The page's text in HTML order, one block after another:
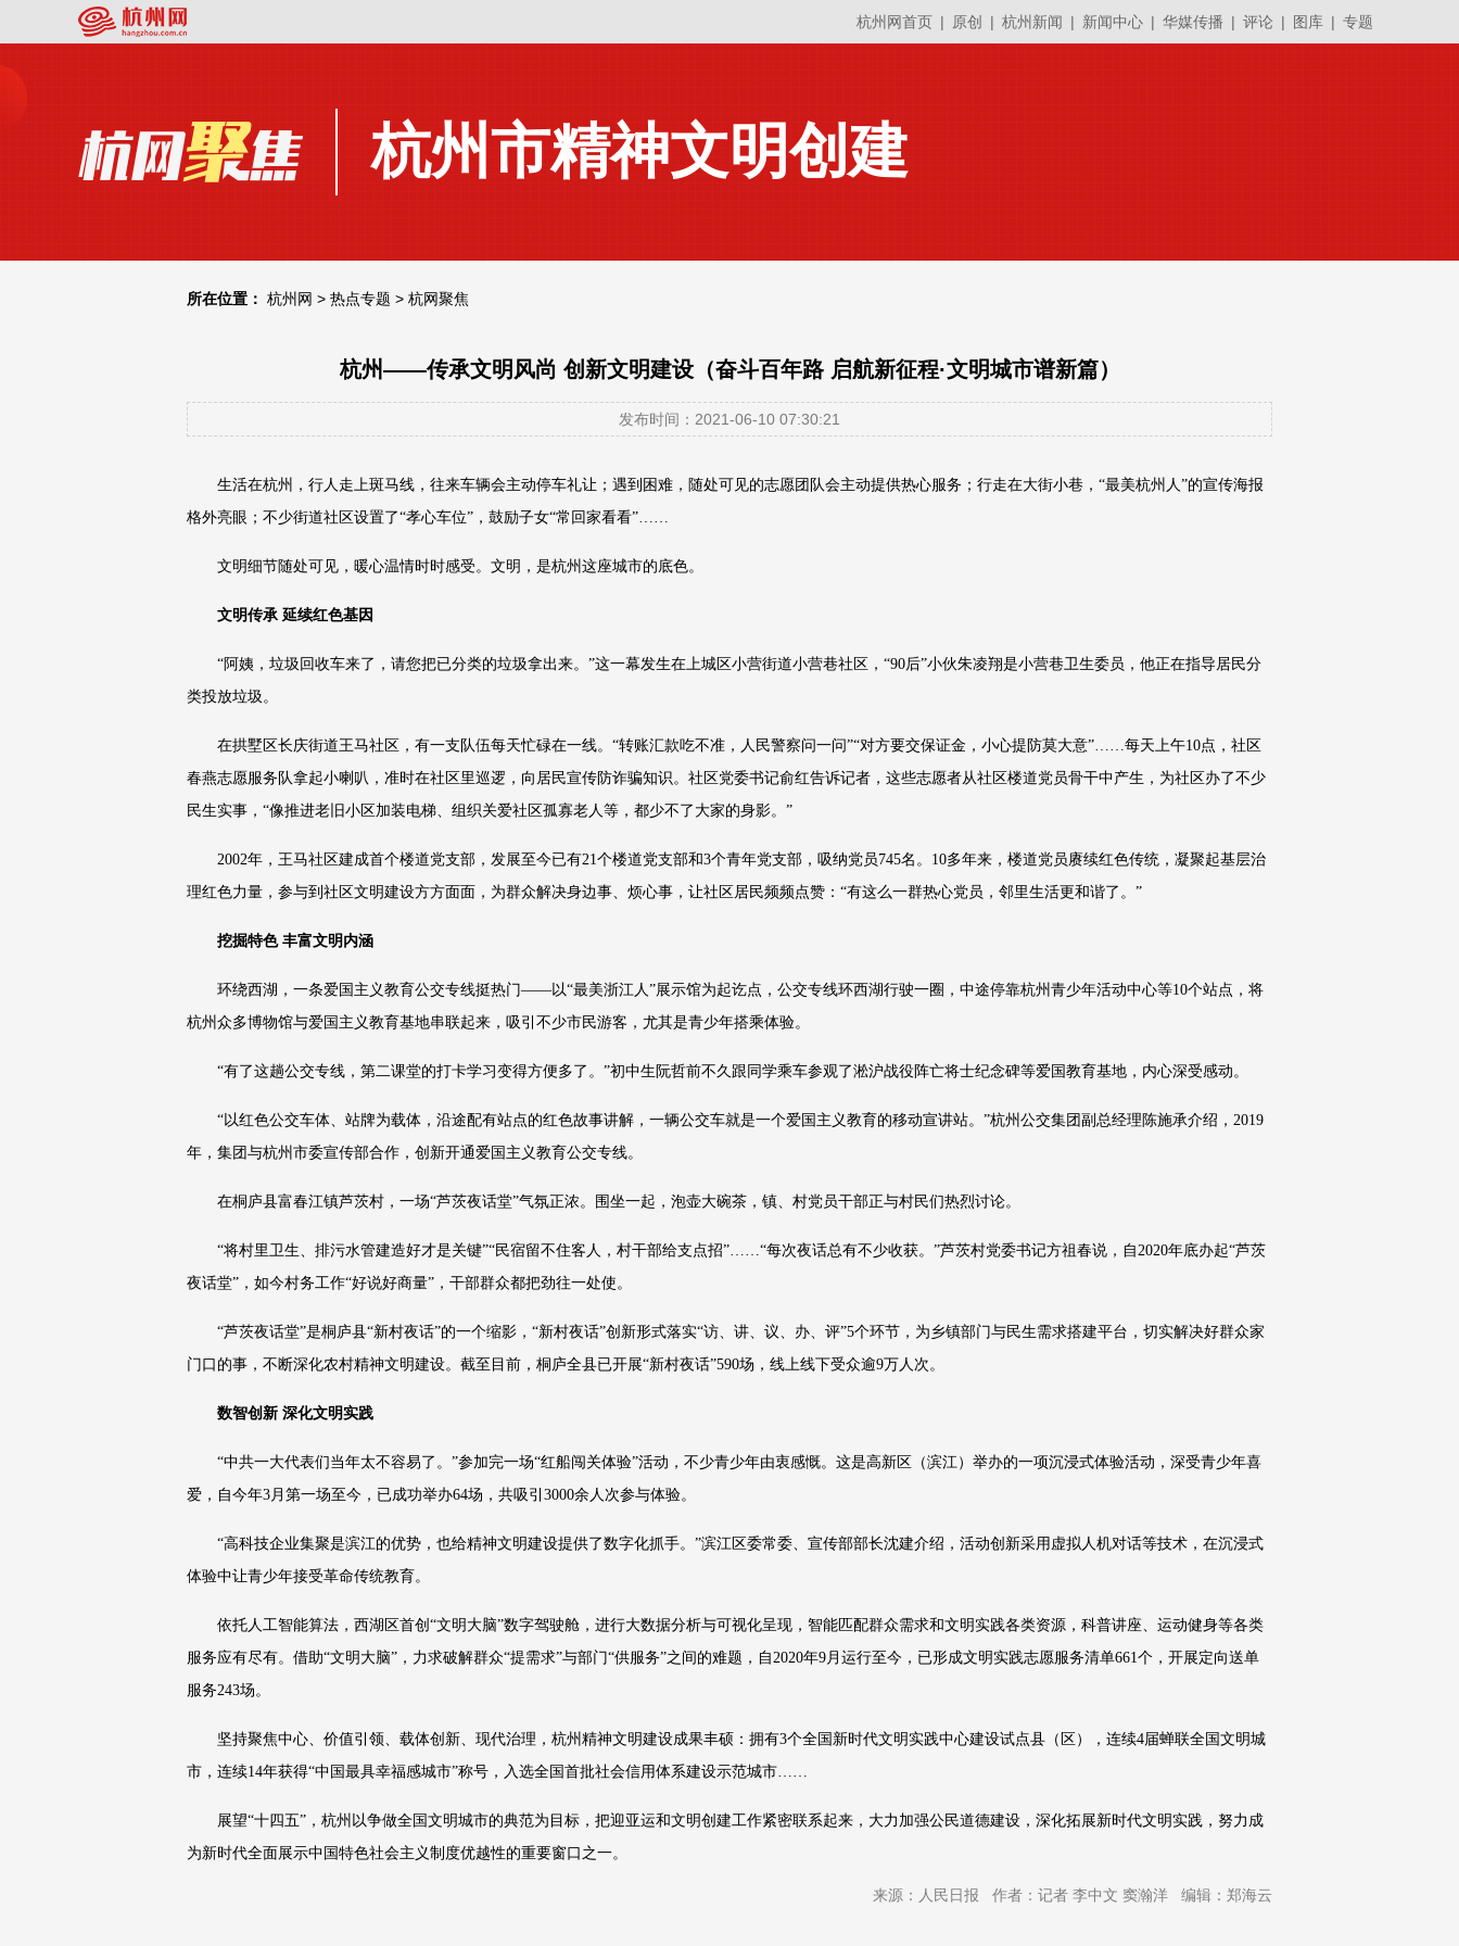
杭州网首页 | 原创 | 杭州新闻 | 新闻中心 | 华媒传播 | 评论 | 图库 | 专题
杭州市精神文明创建
所在位置： 杭州网 > 热点专题 > 杭网聚焦
杭州——传承文明风尚 创新文明建设（奋斗百年路 启航新征程·文明城市谱新篇）
发布时间：2021-06-10 07:30:21
生活在杭州，行人走上斑马线，往来车辆会主动停车礼让；遇到困难，随处可见的志愿团队会主动提供热心服务；行走在大街小巷，“最美杭州人”的宣传海报
格外亮眼；不少街道社区设置了“孝心车位”，鼓励子女“常回家看看”……
文明细节随处可见，暖心温情时时感受。文明，是杭州这座城市的底色。
文明传承 延续红色基因
“阿姨，垃圾回收车来了，请您把已分类的垃圾拿出来。”这一幕发生在上城区小营街道小营巷社区，“90后”小伙朱凌翔是小营巷卫生委员，他正在指导居民分
类投放垃圾。
在拱墅区长庆街道王马社区，有一支队伍每天忙碌在一线。“转账汇款吃不准，人民警察问一问”“对方要交保证金，小心提防莫大意”……每天上午10点，社区
春燕志愿服务队拿起小喇叭，准时在社区里巡逻，向居民宣传防诈骗知识。社区党委书记俞红告诉记者，这些志愿者从社区楼道党员骨干中产生，为社区办了不少
民生实事，“像推进老旧小区加装电梯、组织关爱社区孤寡老人等，都少不了大家的身影。”
2002年，王马社区建成首个楼道党支部，发展至今已有21个楼道党支部和3个青年党支部，吸纳党员745名。10多年来，楼道党员赓续红色传统，凝聚起基层治
理红色力量，参与到社区文明建设方方面面，为群众解决身边事、烦心事，让社区居民频频点赞：“有这么一群热心党员，邻里生活更和谐了。”
挖掘特色 丰富文明内涵
环绕西湖，一条爱国主义教育公交专线挺热门——以“最美浙江人”展示馆为起讫点，公交专线环西湖行驶一圈，中途停靠杭州青少年活动中心等10个站点，将
杭州众多博物馆与爱国主义教育基地串联起来，吸引不少市民游客，尤其是青少年搭乘体验。
“有了这趟公交专线，第二课堂的打卡学习变得方便多了。”初中生阮哲前不久跟同学乘车参观了淞沪战役阵亡将士纪念碑等爱国教育基地，内心深受感动。
“以红色公交车体、站牌为载体，沿途配有站点的红色故事讲解，一辆公交车就是一个爱国主义教育的移动宣讲站。”杭州公交集团副总经理陈施承介绍，2019
年，集团与杭州市委宣传部合作，创新开通爱国主义教育公交专线。
在桐庐县富春江镇芦茨村，一场“芦茨夜话堂”气氛正浓。围坐一起，泡壶大碗茶，镇、村党员干部正与村民们热烈讨论。
“将村里卫生、排污水管建造好才是关键”“民宿留不住客人，村干部给支点招”……“每次夜话总有不少收获。”芦茨村党委书记方祖春说，自2020年底办起“芦茨
夜话堂”，如今村务工作“好说好商量”，干部群众都把劲往一处使。
“芦茨夜话堂”是桐庐县“新村夜话”的一个缩影，“新村夜话”创新形式落实“访、讲、议、办、评”5个环节，为乡镇部门与民生需求搭建平台，切实解决好群众家
门口的事，不断深化农村精神文明建设。截至目前，桐庐全县已开展“新村夜话”590场，线上线下受众逾9万人次。
数智创新 深化文明实践
“中共一大代表们当年太不容易了。”参加完一场“红船闯关体验”活动，不少青少年由衷感慨。这是高新区（滨江）举办的一项沉浸式体验活动，深受青少年喜
爱，自今年3月第一场至今，已成功举办64场，共吸引3000余人次参与体验。
“高科技企业集聚是滨江的优势，也给精神文明建设提供了数字化抓手。”滨江区委常委、宣传部部长沈建介绍，活动创新采用虚拟人机对话等技术，在沉浸式
体验中让青少年接受革命传统教育。
依托人工智能算法，西湖区首创“文明大脑”数字驾驶舱，进行大数据分析与可视化呈现，智能匹配群众需求和文明实践各类资源，科普讲座、运动健身等各类
服务应有尽有。借助“文明大脑”，力求破解群众“提需求”与部门“供服务”之间的难题，自2020年9月运行至今，已形成文明实践志愿服务清单661个，开展定向送单
服务243场。
坚持聚焦中心、价值引领、载体创新、现代治理，杭州精神文明建设成果丰硕：拥有3个全国新时代文明实践中心建设试点县（区），连续4届蝉联全国文明城
市，连续14年获得“中国最具幸福感城市”称号，入选全国首批社会信用体系建设示范城市……
展望“十四五”，杭州以争做全国文明城市的典范为目标，把迎亚运和文明创建工作紧密联系起来，大力加强公民道德建设，深化拓展新时代文明实践，努力成
为新时代全面展示中国特色社会主义制度优越性的重要窗口之一。
来源：人民日报 作者：记者 李中文 窦瀚洋 编辑：郑海云